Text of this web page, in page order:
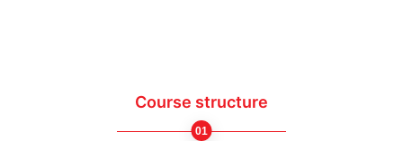
Course structure
01